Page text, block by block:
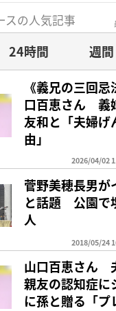
スの人気記事
24時間 週間
《義兄の三回
口百恵さん 義
友和と「夫婦げ
由」
2026/04/02
菅野美穂長男が
と話題 公園で
人
2018/05/24
山口百恵さん
親友の認知症
に孫と贈る「プ